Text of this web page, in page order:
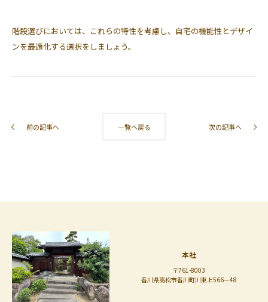
階段選びにおいては、これらの特性を考慮し、自宅の機能性とデザイ
ンを最適化する選択をしましょう。
前の記事へ 一覧へ戻る 次の記事へ
本社
〒761-8003
香川県高松市香川町川東上566－48